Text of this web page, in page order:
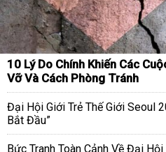
10 Lý Do Chính Khiến Các
Vỡ Và Cách Phòng Tránh
Đại Hội Giới Trẻ Thế Giới Seoul
Bắt Đầu”
Bức Tranh Toàn Cảnh Về Đại